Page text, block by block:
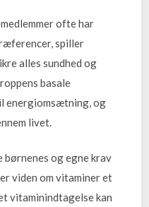
ofte har
spiller
alles sundhed og
basale
energiomsætning, og
livet.
og egne krav
viden om vitaminer et
vitaminindtagelse kan